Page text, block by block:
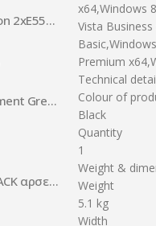
x64,Windows
Vista
Premium
Technical
Colour of
Black
Quantity
1
Weight &
Weight
5.1 kg
Width
HP Z600 Tower Xeon 2xE5520 (4-Cores)/16GB DDR3/2TB/Nvidia 512MB/DVD/7P Grade A+ Workstation Refurbis ( 96985 )
Gembird3 ABS Filament Green 1.75 mm 1 kg 3DP-ABS1.75-01-G
Αντάπτορας mini JACK αρσενικό σε micro JACK θηλυκό